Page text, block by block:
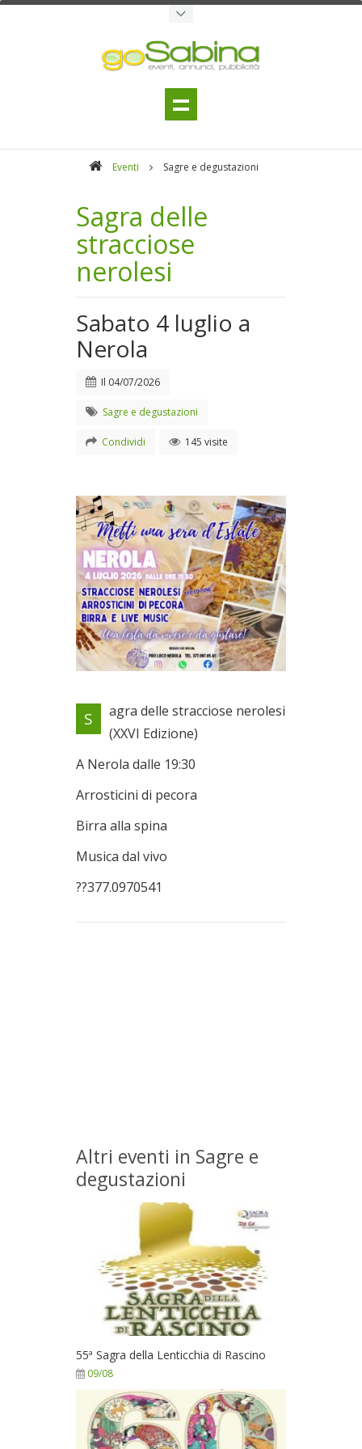
Eventi Sagre e degustazioni
Sagra delle
stracciose
nerolesi
Sabato 4 luglio a
Nerola
Il 04/07/2026
Sagre e degustazioni
Condividi 145 visite
Sabato 4 luglio a Nerola
Il 04/07/2026
S
agra delle stracciose nerolesi
(XXVI Edizione)
A Nerola dalle 19:30
Arrosticini di pecora
Birra alla spina
Musica dal vivo
??377.0970541
Altri eventi in Sagre e
degustazioni
55ª Sagra della Lenticchia di Rascino
09/08